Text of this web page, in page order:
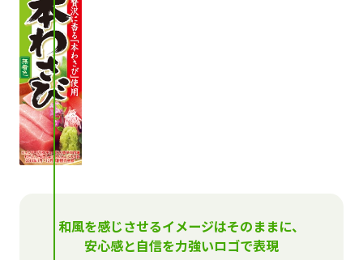
和風を感じさせるイメージはそのままに、
安心感と自信を力強いロゴで表現